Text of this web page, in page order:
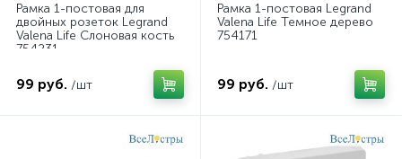
Рамка 1-постовая для
двойных розеток Legrand
Valena Life Слоновая кость
754231
99 руб. /шт
Рамка 1-постовая Legrand
Valena Life Темное дерево
754171
99 руб. /шт